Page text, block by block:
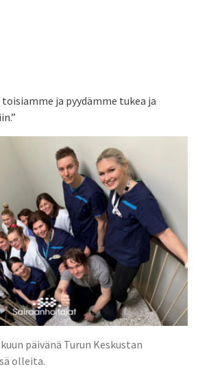
ja pyydämme tukea ja
päivänä Turun Keskustan
olleita.